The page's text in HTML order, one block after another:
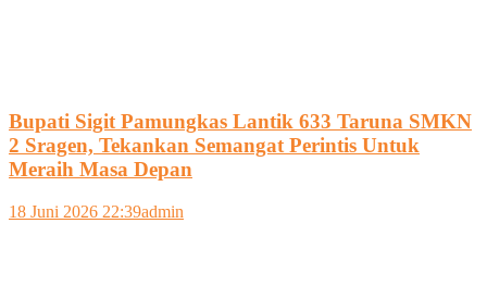
Bupati Sigit Pamungkas Lantik 633 Taruna SMKN
2 Sragen, Tekankan Semangat Perintis Untuk
Meraih Masa Depan
18 Juni 2026 22:39admin